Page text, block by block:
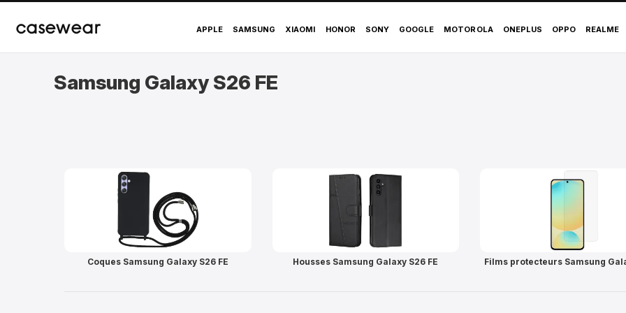
Accessoires Samsung Galaxy S26 FE :
casewear APPLE SAMSUNG XIAOMI HONOR SONY GOOGLE MOTOROLA ONEPLUS OPPO REALME
Samsung Galaxy S26 FE
Coques Samsung Galaxy S26 FE Housses Samsung Galaxy S26 FE